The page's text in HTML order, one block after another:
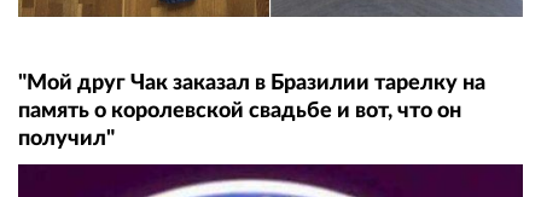
"Мой друг Чак заказал в Бразилии тарелку на
память о королевской свадьбе и вот, что он
получил"